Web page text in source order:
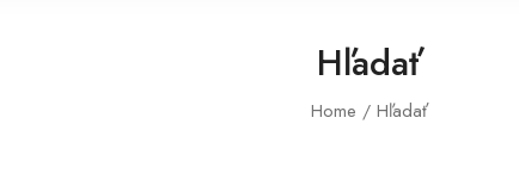
Hľadať
Home Hľadať